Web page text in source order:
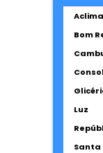
Bom
Luz
Santa